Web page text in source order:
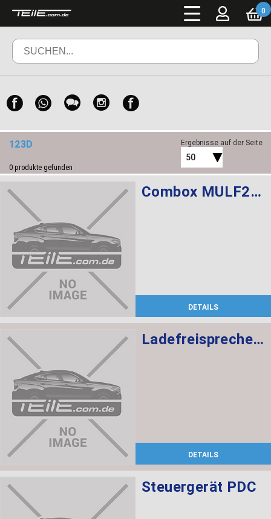
0
123D
0 produkte gefunden
Ergebnisse auf der Seite
50
Combox MULF2 High Basis SVS
DETAILS
Ladefreisprechelektronik High
DETAILS
Steuergerät PDC